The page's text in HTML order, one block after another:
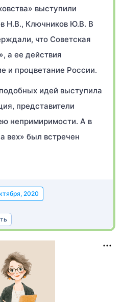
выступили
Н.В., Ключников Ю.В. В
что Советская
а ее действия
и процветание России.
идей выступила
представители
непримиримости. А в
вех» был встречен
2020